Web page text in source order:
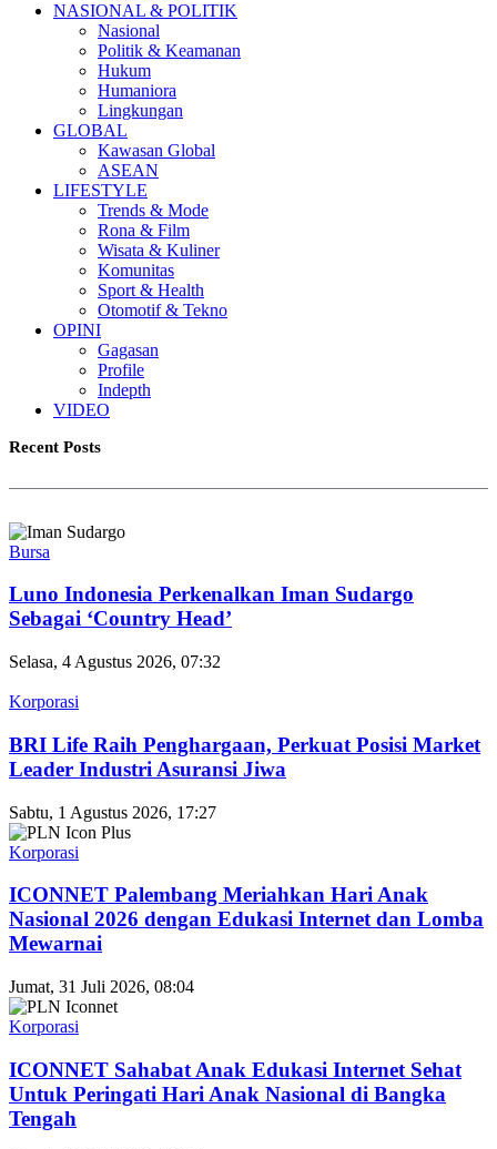
NASIONAL & POLITIK
Nasional
Politik & Keamanan
Hukum
Humaniora
Lingkungan
GLOBAL
Kawasan Global
ASEAN
LIFESTYLE
Trends & Mode
Rona & Film
Wisata & Kuliner
Komunitas
Sport & Health
Otomotif & Tekno
OPINI
Gagasan
Profile
Indepth
VIDEO
Recent Posts
Bursa
Luno Indonesia Perkenalkan Iman Sudargo
Sebagai ‘Country Head’
Selasa, 4 Agustus 2026, 07:32
Korporasi
BRI Life Raih Penghargaan, Perkuat Posisi Market
Leader Industri Asuransi Jiwa
Sabtu, 1 Agustus 2026, 17:27
Korporasi
ICONNET Palembang Meriahkan Hari Anak
Nasional 2026 dengan Edukasi Internet dan Lomba
Mewarnai
Jumat, 31 Juli 2026, 08:04
Korporasi
ICONNET Sahabat Anak Edukasi Internet Sehat
Untuk Peringati Hari Anak Nasional di Bangka
Tengah